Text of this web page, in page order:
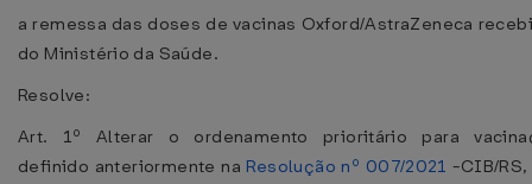
a remessa das doses de vacinas Oxford/AstraZeneca
do Ministério da Saúde.
Resolve:
Art. 1º Alterar o ordenamento prioritário para
definido anteriormente na Resolução nº 007/2021 -CIB/RS,